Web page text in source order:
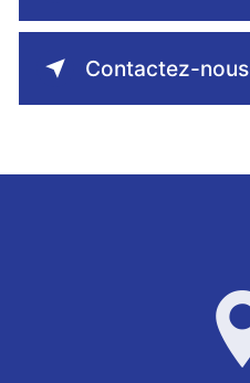
Contactez-nous